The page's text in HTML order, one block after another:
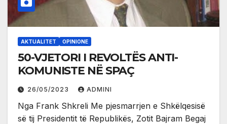
AKTUALITET OPINIONE
50-VJETORI I REVOLTËS ANTI-
KOMUNISTE NË SPAÇ
26/05/2023 ADMINI
Nga Frank Shkreli Me pjesmarrjen e Shkëlqesisë
së tij Presidentit të Republikës, Zotit Bajram Begaj